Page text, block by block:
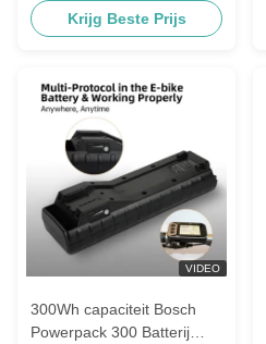
omstandigheden
Krijg Beste Prijs
VIDEO
300Wh capaciteit Bosch
Powerpack 300 Batterij